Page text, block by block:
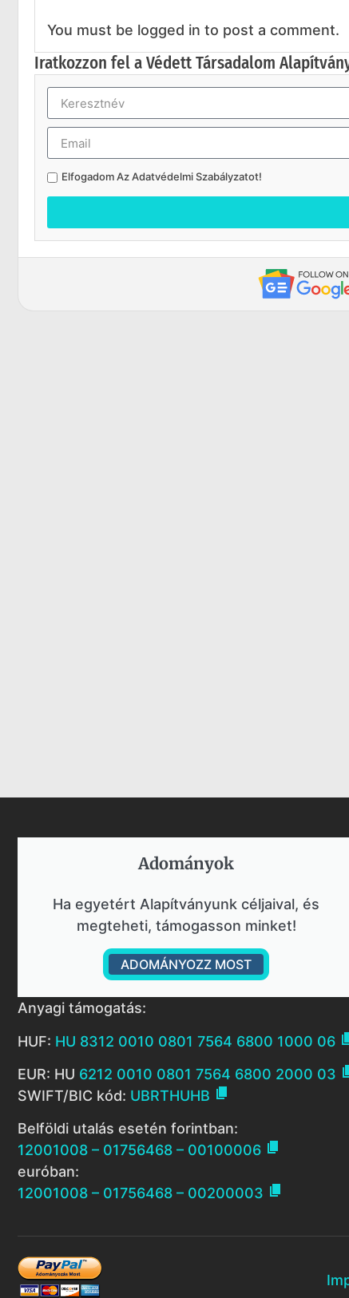
You must be logged in to post a comment.
Iratkozzon fel a Védett Társadalom
Elfogadom AzAdatvédelmi Szabályzatot!
Adományok​
Ha egyetért Alapítványunk céljaival, és
megteheti, támogasson minket!
ADOMÁNYOZZ MOST
Anyagi támogatás:
HUF: HU 8312 0010 0801 7564 6800 1000 06 
EUR: HU 6212 0010 0801 7564 6800 2000 03
SWIFT/BIC kód: UBRTHUHB 
Belföldi utalás esetén forintban:
12001008 – 01756468 – 00100006 
euróban:
12001008 – 01756468 – 00200003 